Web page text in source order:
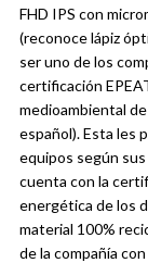
FHD IPS con
(reconoce lápiz
ser uno de los
certificación
medioambiental
español). Esta les
equipos según
cuenta con la
energética de los
material 100%
de la compañía